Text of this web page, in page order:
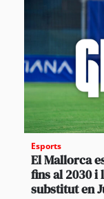
Esports
El Mallorca
fins al 2030 i
substitut en